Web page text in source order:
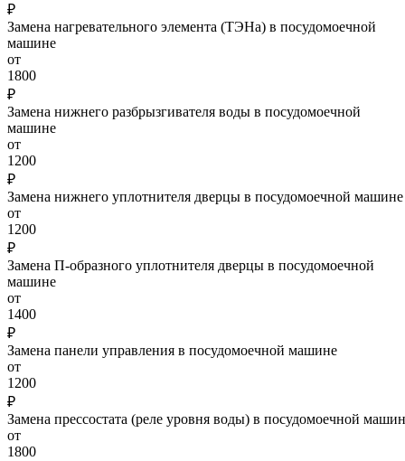
₽
Замена нагревательного элемента (ТЭНа) в посудомоечной
машине
от
1800
₽
Замена нижнего разбрызгивателя воды в посудомоечной
машине
от
1200
₽
Замена нижнего уплотнителя дверцы в посудомоечной машине
от
1200
₽
Замена П-образного уплотнителя дверцы в посудомоечной
машине
от
1400
₽
Замена панели управления в посудомоечной машине
от
1200
₽
Замена прессостата (реле уровня воды) в посудомоечной
от
1800